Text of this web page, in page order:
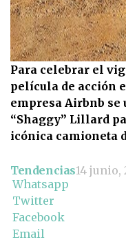
Para celebrar el
película de acción
empresa Airbnb
“Shaggy” Lillard
icónica camioneta
Tendencias14 junio,
Whatsapp
Twitter
Facebook
Email